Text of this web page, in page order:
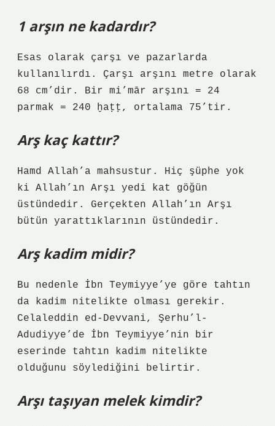
1 arşın ne kadardır?
Esas olarak çarşı ve pazarlarda
kullanılırdı. Çarşı arşını metre olarak
68 cm’dir. Bir mi’mār arşını = 24
parmak = 240 ḫaṭṭ, ortalama 75’tir.
Arş kaç kattır?
Hamd Allah’a mahsustur. Hiç şüphe yok
ki Allah’ın Arşı yedi kat göğün
üstündedir. Gerçekten Allah’ın Arşı
bütün yarattıklarının üstündedir.
Arş kadim midir?
Bu nedenle İbn Teymiyye’ye göre tahtın
da kadim nitelikte olması gerekir.
Celaleddin ed-Devvani, Şerhu’l-
Adudiyye’de İbn Teymiyye’nin bir
eserinde tahtın kadim nitelikte
olduğunu söylediğini belirtir.
Arşı taşıyan melek kimdir?